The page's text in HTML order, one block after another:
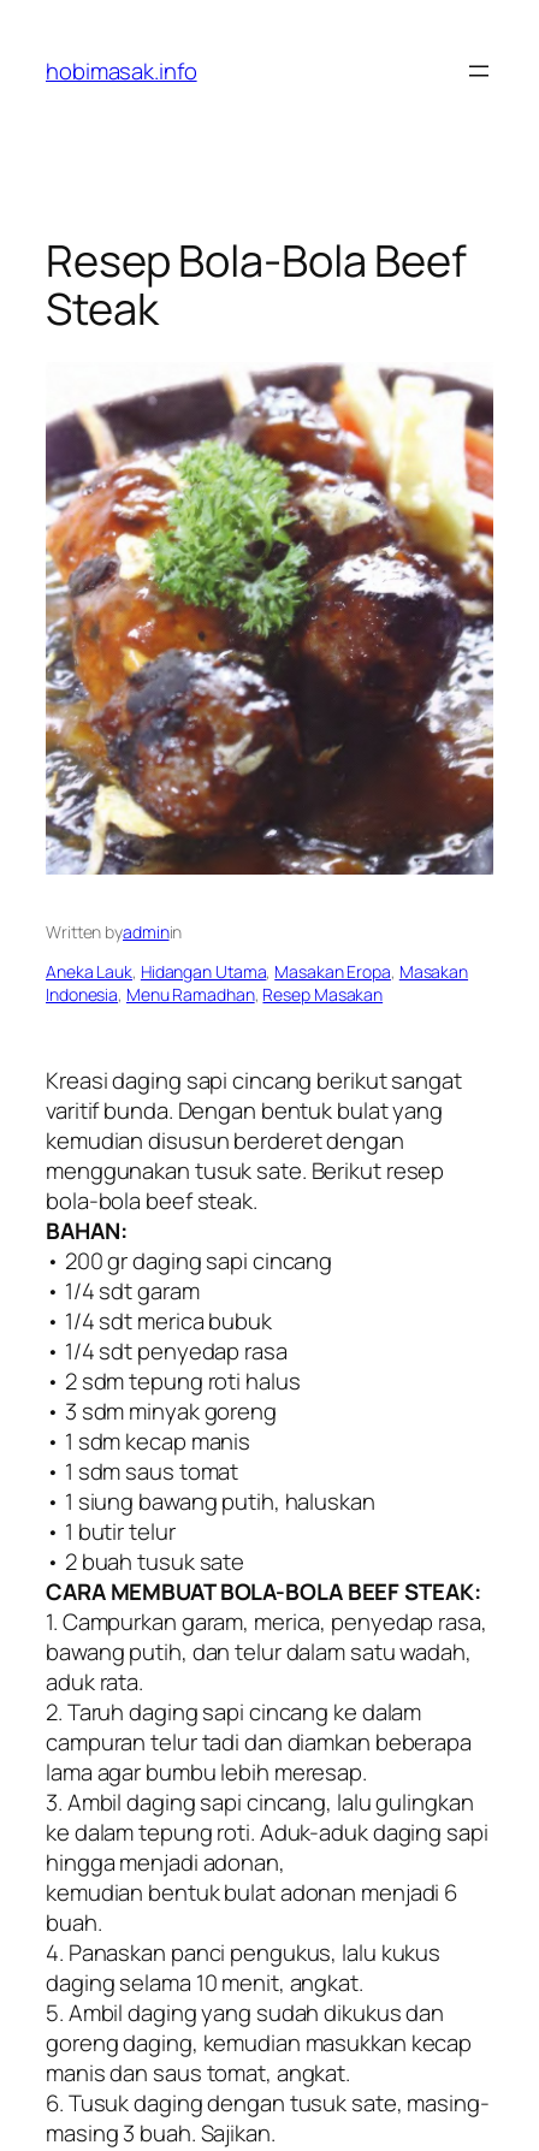
content
hobimasak.info
Resep Bola-Bola Beef
Steak
Written byadminin
Aneka Lauk, Hidangan Utama, Masakan Eropa, Masakan
Indonesia, Menu Ramadhan, Resep Masakan
Kreasi daging sapi cincang berikut sangat
varitif bunda. Dengan bentuk bulat yang
kemudian disusun berderet dengan
menggunakan tusuk sate. Berikut resep
bola-bola beef steak.
BAHAN:
• 200 gr daging sapi cincang
• 1/4 sdt garam
• 1/4 sdt merica bubuk
• 1/4 sdt penyedap rasa
• 2 sdm tepung roti halus
• 3 sdm minyak goreng
• 1 sdm kecap manis
• 1 sdm saus tomat
• 1 siung bawang putih, haluskan
• 1 butir telur
• 2 buah tusuk sate
CARA MEMBUAT BOLA-BOLA BEEF STEAK:
1. Campurkan garam, merica, penyedap rasa,
bawang putih, dan telur dalam satu wadah,
aduk rata.
2. Taruh daging sapi cincang ke dalam
campuran telur tadi dan diamkan beberapa
lama agar bumbu lebih meresap.
3. Ambil daging sapi cincang, lalu gulingkan
ke dalam tepung roti. Aduk-aduk daging sapi
hingga menjadi adonan,
kemudian bentuk bulat adonan menjadi 6
buah.
4. Panaskan panci pengukus, lalu kukus
daging selama 10 menit, angkat.
5. Ambil daging yang sudah dikukus dan
goreng daging, kemudian masukkan kecap
manis dan saus tomat, angkat.
6. Tusuk daging dengan tusuk sate, masing-
masing 3 buah. Sajikan.